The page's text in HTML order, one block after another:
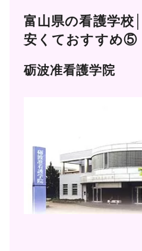
富山県の看護学校
安くておすすめ⑤
砺波准看護学院